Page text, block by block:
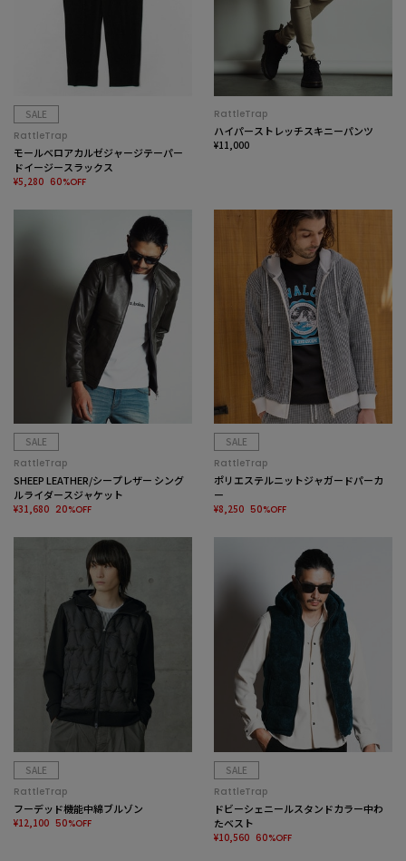
SALE
RattleTrap
モールベロアカルゼジャージテーパー
ドイージースラックス
¥5,280 60%OFF
RattleTrap
ハイパーストレッチスキニーパンツ
¥11,000
SALE
RattleTrap
SHEEP LEATHER/シープレザー シング
ルライダースジャケット
¥31,680 20%OFF
SALE
RattleTrap
ポリエステルニットジャガードパーカ
ー
¥8,250 50%OFF
SALE
RattleTrap
フーデッド機能中綿ブルゾン
¥12,100 50%OFF
SALE
RattleTrap
ドビーシェニールスタンドカラー中わ
たベスト
¥10,560 60%OFF